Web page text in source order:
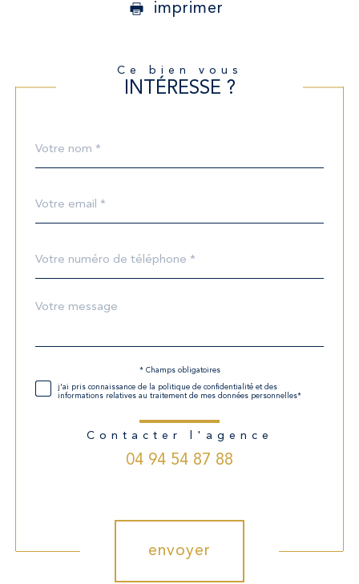
imprimer
Ce bien vous
INTÉRESSE ?
par
défaut
*
*
*
Fieldset
Message
*
* Champs obligatoires
j'ai pris connaissance de la politique de confidentialité et des
informations relatives au traitement de mes données personnelles*
Contacter l'agence
04 94 54 87 88
envoyer